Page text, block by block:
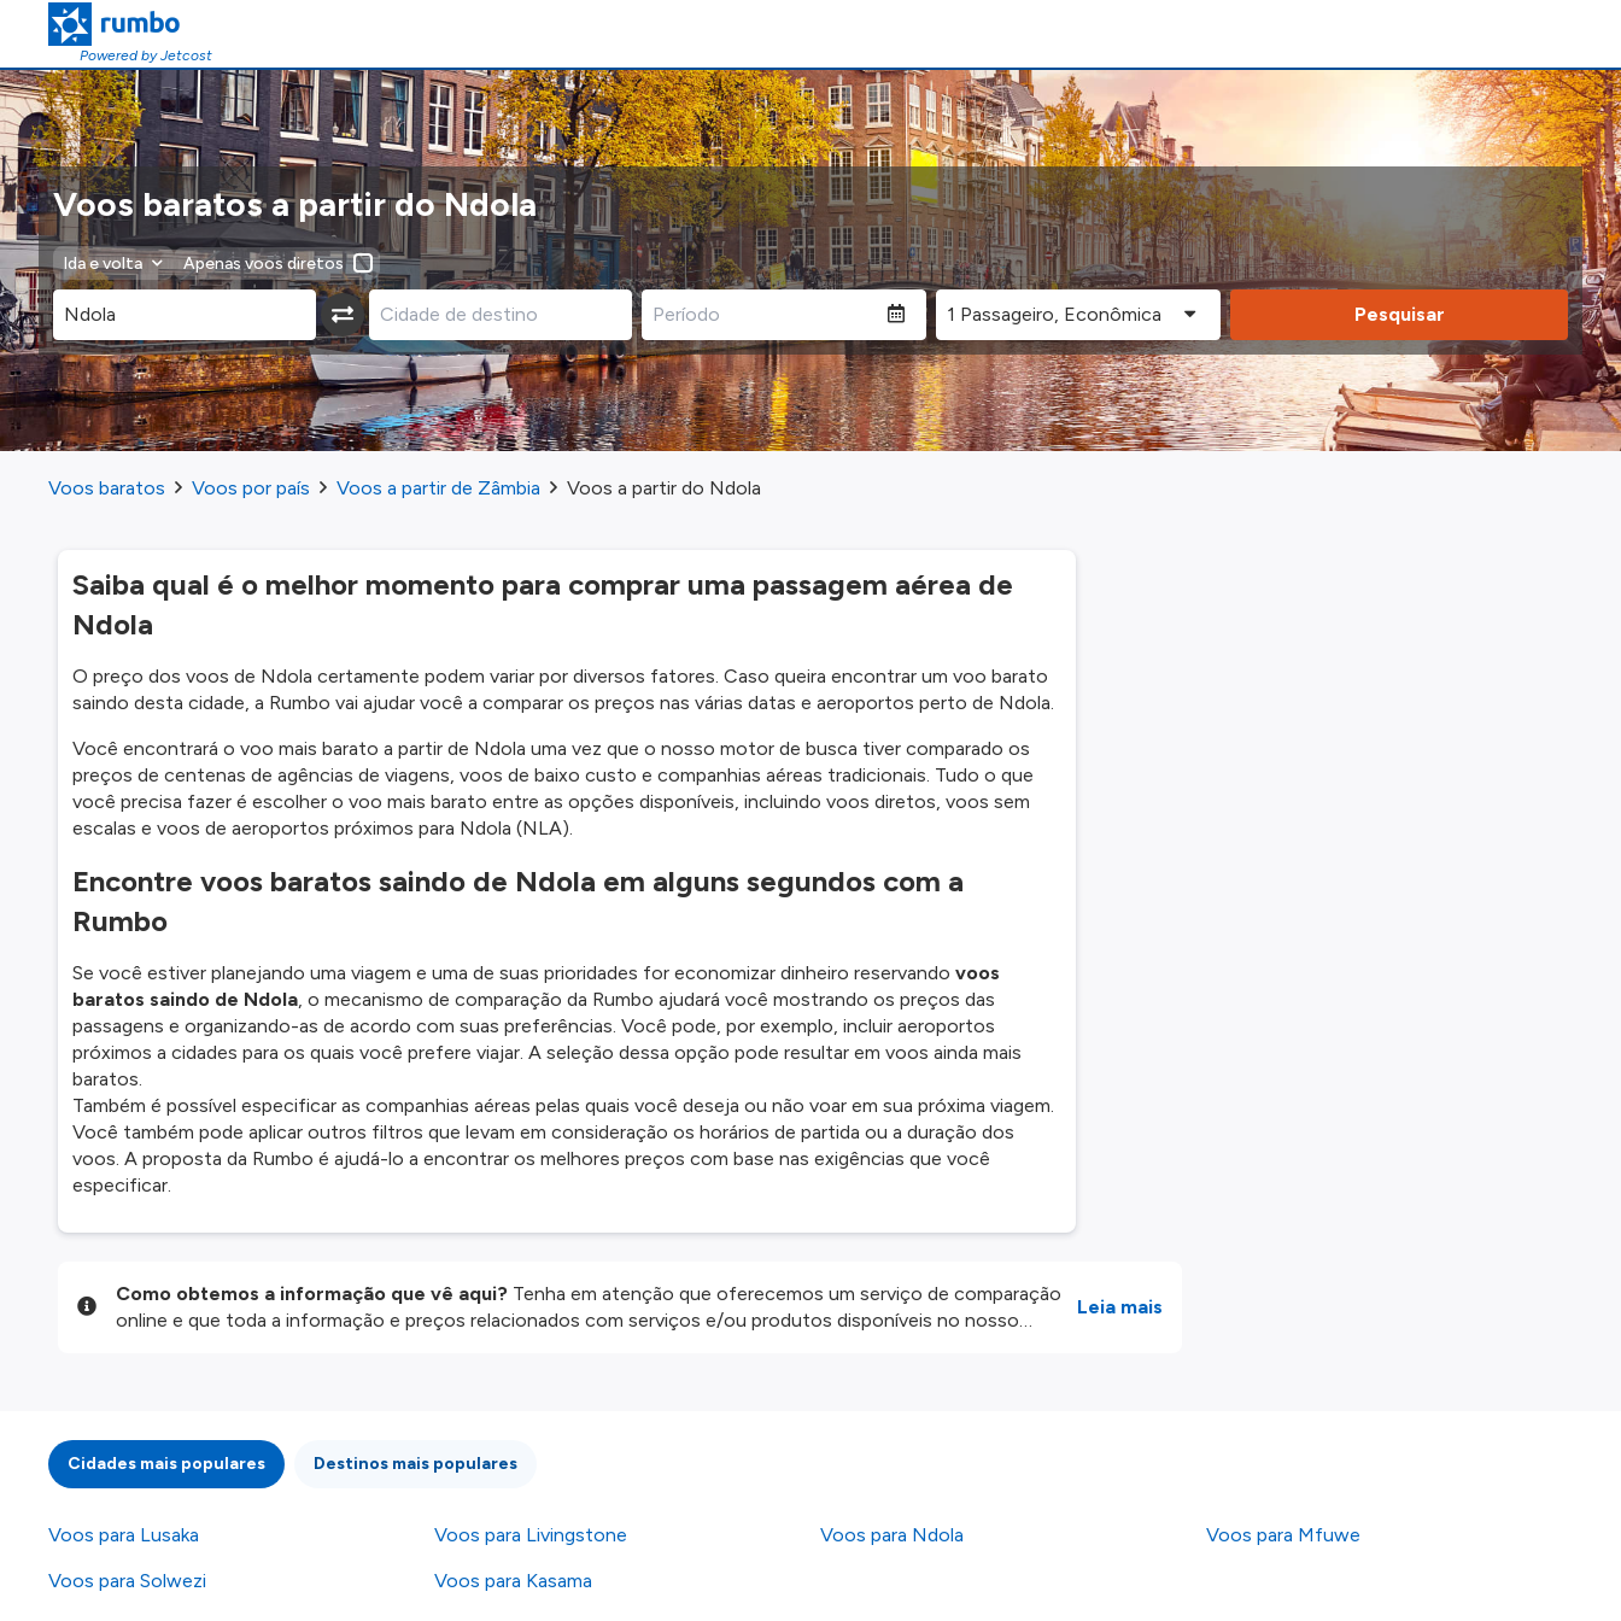
Powered by Jetcost
Voos baratos a partir do Ndola
Ida e volta Apenas voos diretos
Pesquisar
Voos baratos Voos por país Voos a partir de Zâmbia Voos a partir do Ndola
Saiba qual é o melhor momento para comprar uma passagem aérea de
Ndola
O preço dos voos de Ndola certamente podem variar por diversos fatores. Caso queira encontrar um voo barato
saindo desta cidade, a Rumbo vai ajudar você a comparar os preços nas várias datas e aeroportos perto de Ndola.
Você encontrará o voo mais barato a partir de Ndola uma vez que o nosso motor de busca tiver comparado os
preços de centenas de agências de viagens, voos de baixo custo e companhias aéreas tradicionais. Tudo o que
você precisa fazer é escolher o voo mais barato entre as opções disponíveis, incluindo voos diretos, voos sem
escalas e voos de aeroportos próximos para Ndola (NLA).
Encontre voos baratos saindo de Ndola em alguns segundos com a
Rumbo
Se você estiver planejando uma viagem e uma de suas prioridades for economizar dinheiro reservando voos
baratos saindo de Ndola, o mecanismo de comparação da Rumbo ajudará você mostrando os preços das
passagens e organizando-as de acordo com suas preferências. Você pode, por exemplo, incluir aeroportos
próximos a cidades para os quais você prefere viajar. A seleção dessa opção pode resultar em voos ainda mais
baratos.
Também é possível especificar as companhias aéreas pelas quais você deseja ou não voar em sua próxima viagem.
Você também pode aplicar outros filtros que levam em consideração os horários de partida ou a duração dos
voos. A proposta da Rumbo é ajudá-lo a encontrar os melhores preços com base nas exigências que você
especificar.
Como obtemos a informação que vê aqui? Tenha em atenção que oferecemos um serviço de comparação
online e que toda a informação e preços relacionados com serviços e/ou produtos disponíveis no nosso
Leia mais
Cidades mais populares Destinos mais populares
Voos para Lusaka Voos para Livingstone Voos para Ndola
Voos para Mfuwe
Voos para Solwezi
Voos para Kasama